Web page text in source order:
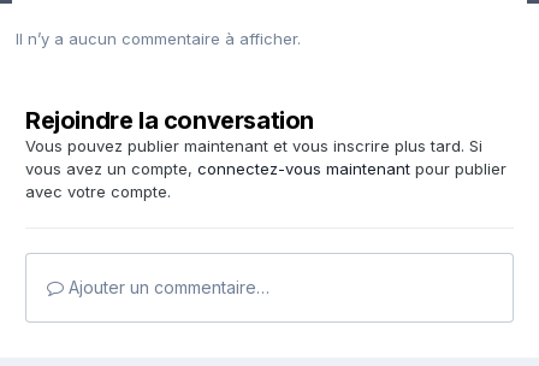
Il n’y a aucun commentaire à afficher.
Rejoindre la conversation
Vous pouvez publier maintenant et vous inscrire plus tard. Si
vous avez un compte, connectez-vous maintenant pour publier
avec votre compte.
Ajouter un commentaire…